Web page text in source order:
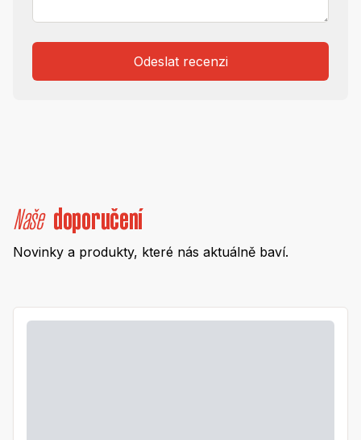
Odeslat recenzi
Naše doporučení
Novinky a produkty, které nás aktuálně baví.